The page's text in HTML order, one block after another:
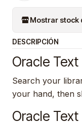
Mostrar stock
DESCRIPCIÓN
Oracle Text
Search your
your hand, then
Oracle